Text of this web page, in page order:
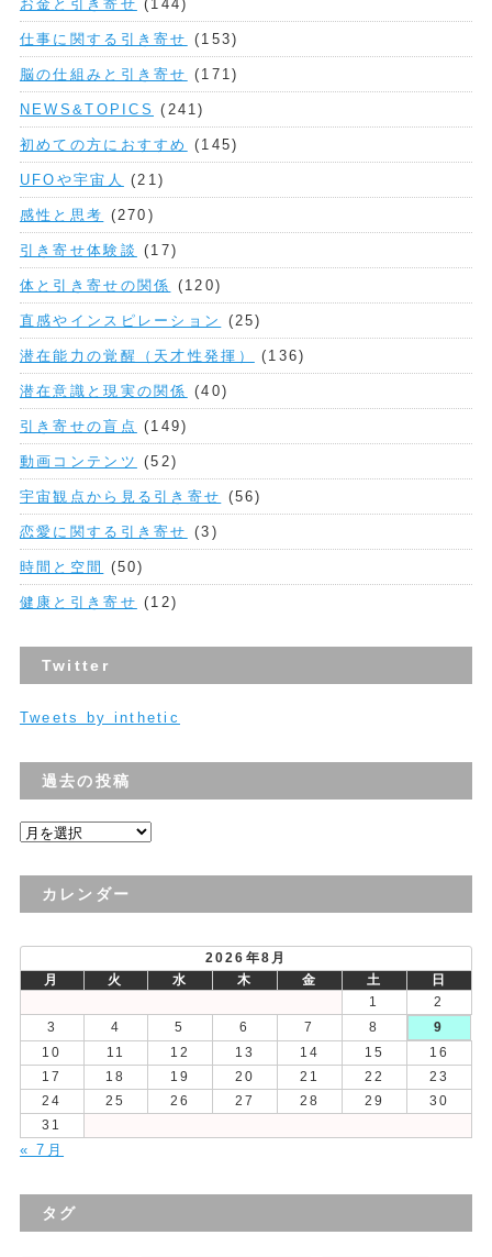
お金と引き寄せ (144)
仕事に関する引き寄せ (153)
脳の仕組みと引き寄せ (171)
NEWS&TOPICS (241)
初めての方におすすめ (145)
UFOや宇宙人 (21)
感性と思考 (270)
引き寄せ体験談 (17)
体と引き寄せの関係 (120)
直感やインスピレーション (25)
潜在能力の覚醒（天才性発揮） (136)
潜在意識と現実の関係 (40)
引き寄せの盲点 (149)
動画コンテンツ (52)
宇宙観点から見る引き寄せ (56)
恋愛に関する引き寄せ (3)
時間と空間 (50)
健康と引き寄せ (12)
Twitter
Tweets by inthetic
過去の投稿
過
の
カレンダー
2026年8月
月
火 水 木 金 土
日
1
2
3
4 5 6 7 8
9
10
11 12 13 14 15
16
17
18 19 20 21 22
23
24
25 26 27 28 29
30
31
« 7月
タグ